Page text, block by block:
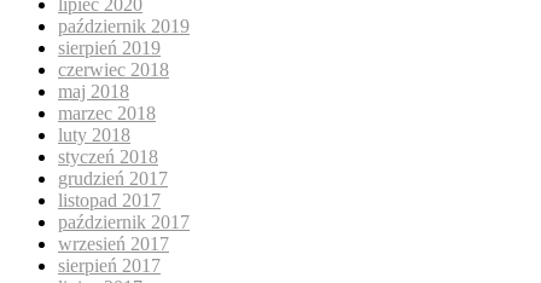
lipiec 2020
październik 2019
sierpień 2019
czerwiec 2018
maj 2018
marzec 2018
luty 2018
styczeń 2018
grudzień 2017
listopad 2017
październik 2017
wrzesień 2017
sierpień 2017